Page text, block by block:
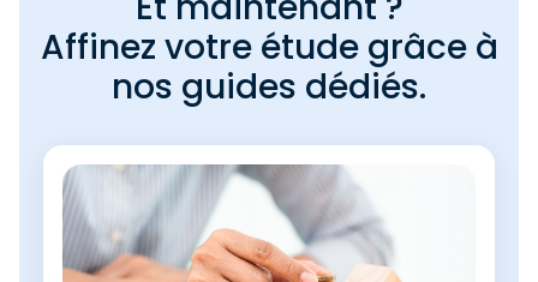
Affinez votre étude grâce à
nos guides dédiés.